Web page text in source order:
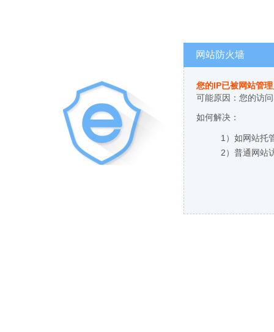
网站防火墙
您的IP已被网站管
可能原因：您的访
如何解决：
1）如网站托
2）普通网站